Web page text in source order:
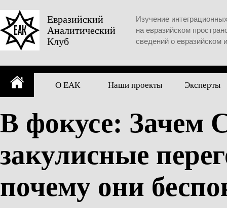
to
content
Евразийский
Аналитический
Клуб
Изучение
на евразийском
сведений о евразийском
О ЕАК Наши проекты Эксперты
В фокусе: Зачем
закулисные
почему они